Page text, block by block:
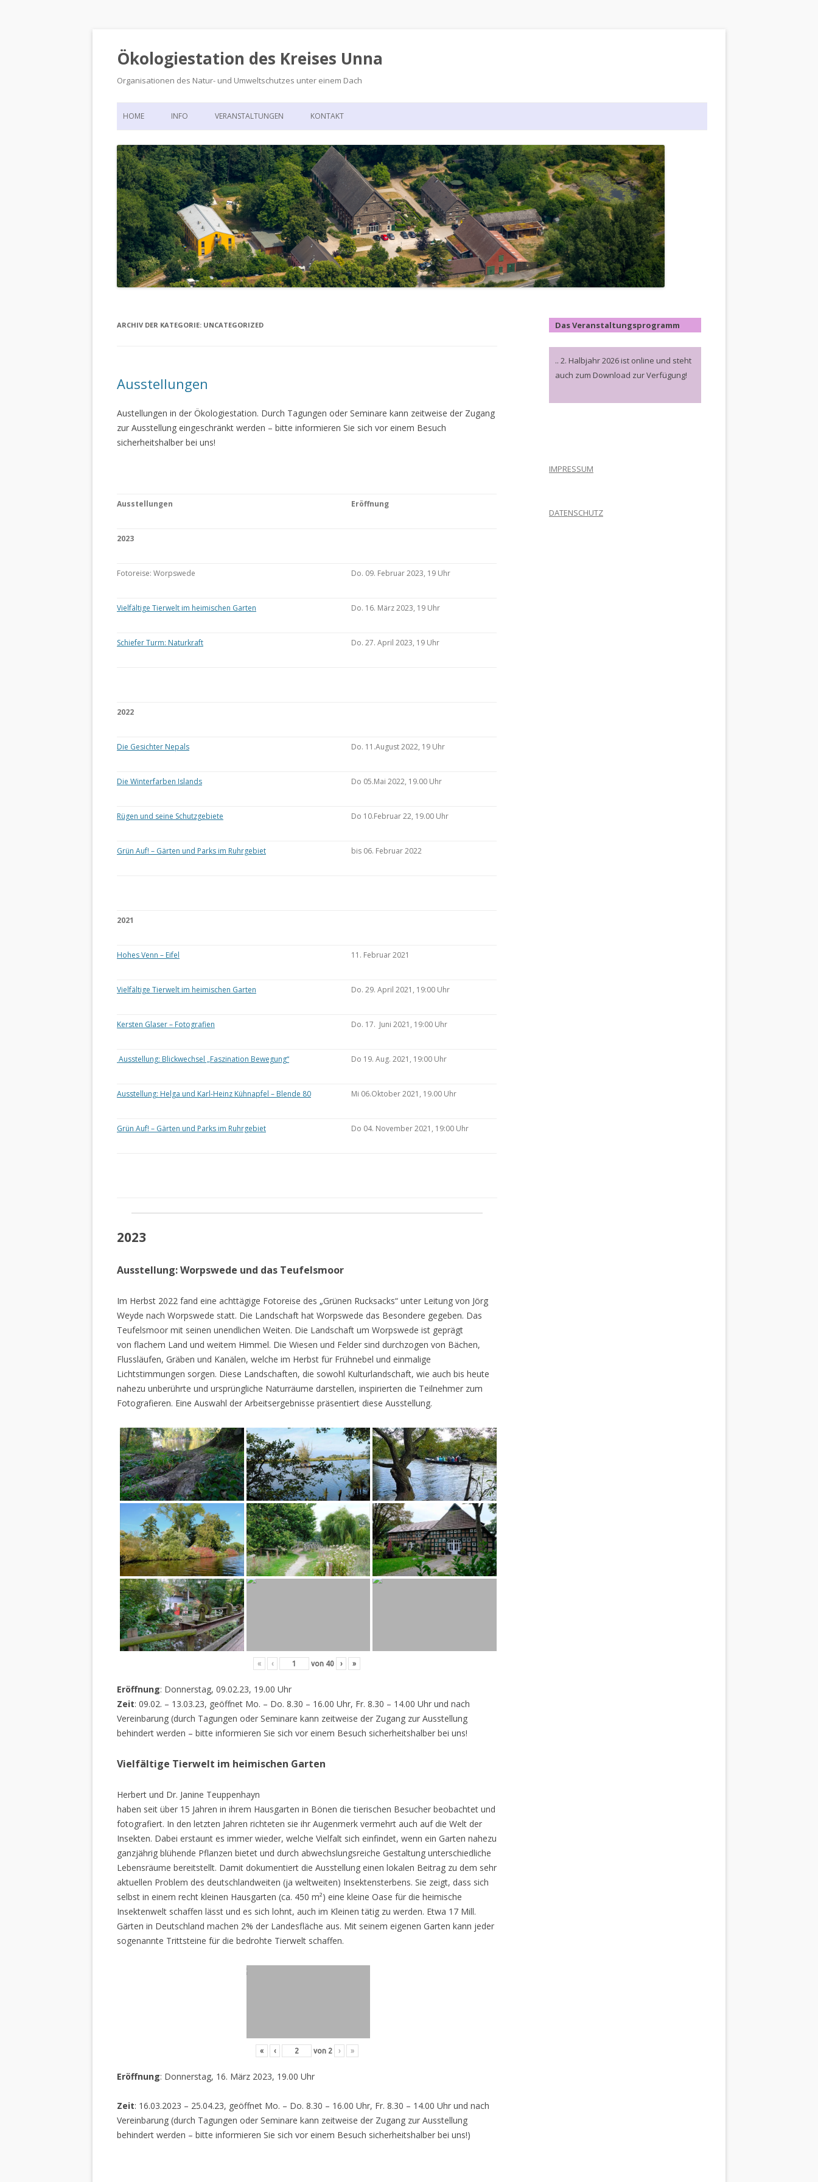
Ökologiestation des Kreises Unna
Organisationen des Natur- und Umweltschutzes unter einem Dach
Zum
HOME INFO
DIE ÖKOLOGIESTATION – FAST
900 JAHRE VORGESCHICHTE
VERANSTALTUNGEN KONTAKT
ARCHIV DER KATEGORIE: UNCATEGORIZED
Ausstellungen
Austellungen in der Ökologiestation. Durch Tagungen oder Seminare kann zeitweise der Zugang
zur Ausstellung eingeschränkt werden – bitte informieren Sie sich vor einem Besuch
sicherheitshalber bei uns!
Ausstellungen Eröffnung
2023
Fotoreise: Worpswede Do. 09. Februar 2023, 19 Uhr
Vielfältige Tierwelt im heimischen Garten Do. 16. März 2023, 19 Uhr
Schiefer Turm: Naturkraft Do. 27. April 2023, 19 Uhr
2022
Die Gesichter Nepals Do. 11.August 2022, 19 Uhr
Die Winterfarben Islands Do 05.Mai 2022, 19.00 Uhr
Rügen und seine Schutzgebiete Do 10.Februar 22, 19.00 Uhr
Grün Auf! – Gärten und Parks im Ruhrgebiet bis 06. Februar 2022
2021
Hohes Venn – Eifel 11. Februar 2021
Vielfältige Tierwelt im heimischen Garten Do. 29. April 2021, 19:00 Uhr
Kersten Glaser – Fotografien Do. 17. Juni 2021, 19:00 Uhr
Ausstellung: Blickwechsel „Faszination Bewegung“ Do 19. Aug. 2021, 19:00 Uhr
Ausstellung: Helga und Karl-Heinz Kühnapfel – Blende 80 Mi 06.Oktober 2021, 19.00 Uhr
Grün Auf! – Gärten und Parks im Ruhrgebiet Do 04. November 2021, 19:00 Uhr
2023
Ausstellung: Worpswede und das Teufelsmoor
Im Herbst 2022 fand eine achttägige Fotoreise des „Grünen Rucksacks“ unter Leitung von Jörg
Weyde nach Worpswede statt. Die Landschaft hat Worpswede das Besondere gegeben. Das
Teufelsmoor mit seinen unendlichen Weiten. Die Landschaft um Worpswede ist geprägt
von flachem Land und weitem Himmel. Die Wiesen und Felder sind durchzogen von Bächen,
Flussläufen, Gräben und Kanälen, welche im Herbst für Frühnebel und einmalige
Lichtstimmungen sorgen. Diese Landschaften, die sowohl Kulturlandschaft, wie auch bis heute
nahezu unberührte und ursprüngliche Naturräume darstellen, inspirierten die Teilnehmer zum
Fotografieren. Eine Auswahl der Arbeitsergebnisse präsentiert diese Ausstellung.
« ‹ von 40 › »
Eröffnung: Donnerstag, 09.02.23, 19.00 Uhr
Zeit: 09.02. – 13.03.23, geöffnet Mo. – Do. 8.30 – 16.00 Uhr, Fr. 8.30 – 14.00 Uhr und nach
Vereinbarung (durch Tagungen oder Seminare kann zeitweise der Zugang zur Ausstellung
behindert werden – bitte informieren Sie sich vor einem Besuch sicherheitshalber bei uns!
Vielfältige Tierwelt im heimischen Garten
Herbert und Dr. Janine Teuppenhayn
haben seit über 15 Jahren in ihrem Hausgarten in Bönen die tierischen Besucher beobachtet und
fotografiert. In den letzten Jahren richteten sie ihr Augenmerk vermehrt auch auf die Welt der
Insekten. Dabei erstaunt es immer wieder, welche Vielfalt sich einfindet, wenn ein Garten nahezu
ganzjährig blühende Pflanzen bietet und durch abwechslungsreiche Gestaltung unterschiedliche
Lebensräume bereitstellt. Damit dokumentiert die Ausstellung einen lokalen Beitrag zu dem sehr
aktuellen Problem des deutschlandweiten (ja weltweiten) Insektensterbens. Sie zeigt, dass sich
selbst in einem recht kleinen Hausgarten (ca. 450 m²) eine kleine Oase für die heimische
Insektenwelt schaffen lässt und es sich lohnt, auch im Kleinen tätig zu werden. Etwa 17 Mill.
Gärten in Deutschland machen 2% der Landesfläche aus. Mit seinem eigenen Garten kann jeder
sogenannte Trittsteine für die bedrohte Tierwelt schaffen.
« ‹ von 2 › »
Eröffnung: Donnerstag, 16. März 2023, 19.00 Uhr
Zeit: 16.03.2023 – 25.04.23, geöffnet Mo. – Do. 8.30 – 16.00 Uhr, Fr. 8.30 – 14.00 Uhr und nach
Vereinbarung (durch Tagungen oder Seminare kann zeitweise der Zugang zur Ausstellung
behindert werden – bitte informieren Sie sich vor einem Besuch sicherheitshalber bei uns!)
Das Veranstaltungsprogramm
.. 2. Halbjahr 2026 ist online und steht
auch zum Download zur Verfügung!
IMPRESSUM
DATENSCHUTZ